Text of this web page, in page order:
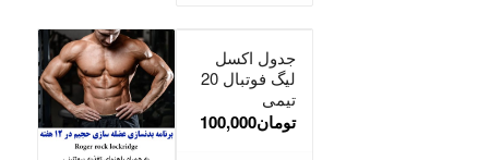
جدول اکسل
لیگ فوتبال 20
تیمی
تومان100,000